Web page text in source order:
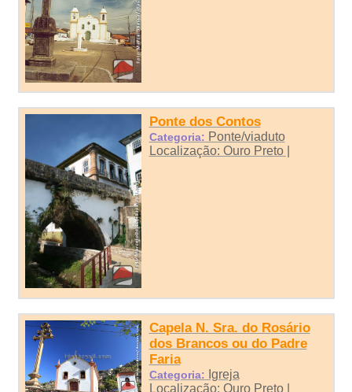
Ponte dos Contos
Categoria: Ponte/viaduto
Localização: Ouro Preto |
Capela N. Sra. do Rosário
dos Brancos ou do Padre
Faria
Categoria: Igreja
Localização: Ouro Preto |